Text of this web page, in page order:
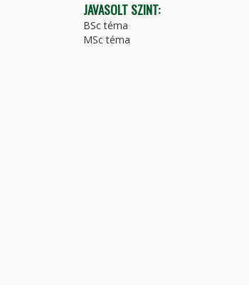
JAVASOLT SZINT:
BSc téma
MSc téma